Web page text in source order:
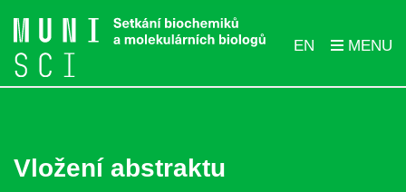
EN
Vložení abstraktu